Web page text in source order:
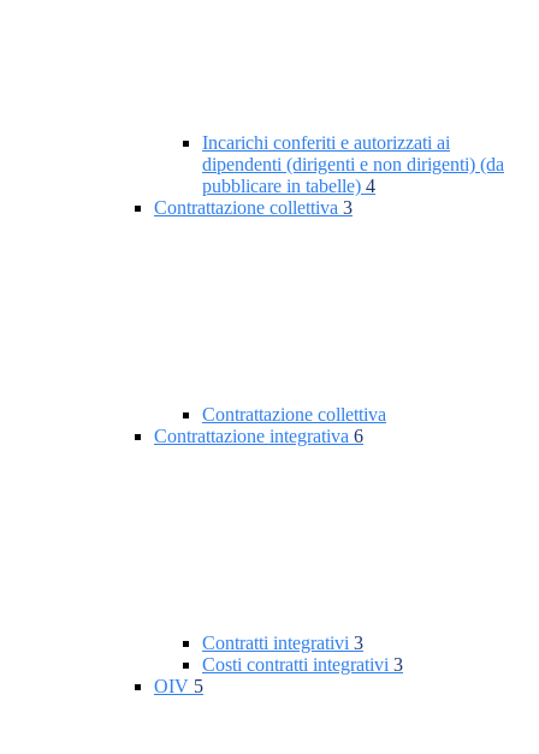
Incarichi conferiti e autorizzati ai
dipendenti (dirigenti e non dirigenti) (da
pubblicare in tabelle) 4
Contrattazione collettiva 3
Contrattazione collettiva
Contrattazione integrativa 6
Contratti integrativi 3
Costi contratti integrativi 3
OIV 5